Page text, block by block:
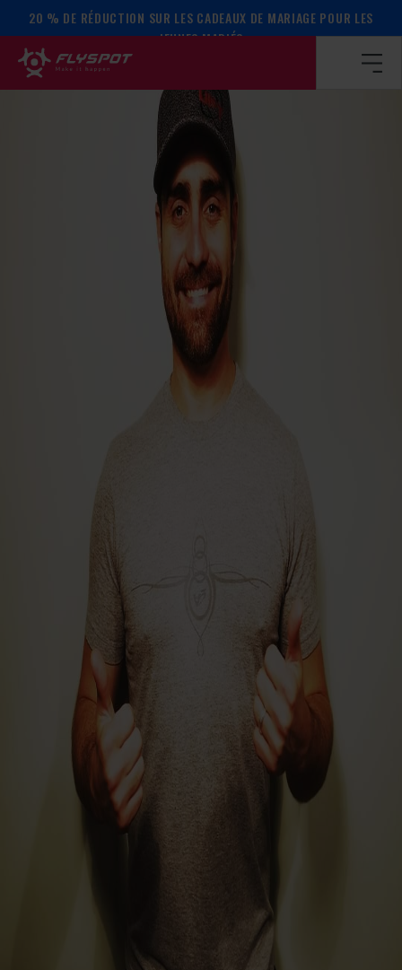
20 % DE RÉDUCTION SUR LES CADEAUX DE MARIAGE POUR LES
JEUNES MARIÉS
Page d’accueil / Calendrier des événements / Le camp de